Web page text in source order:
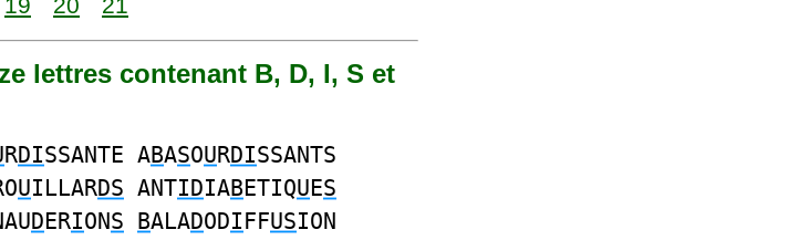
lettres contenant B, D, I, S et
RDISSANTE ABASOURDISSANTS
UILLARDS ANTIDIABETIQUES
DERIONS BALADODIFFUSION